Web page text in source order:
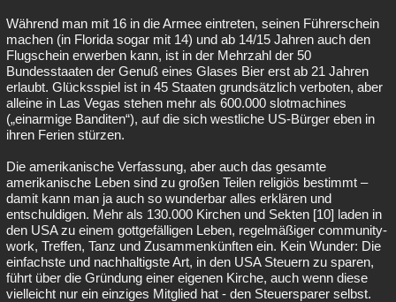
Während man mit 16 in die Armee eintreten, seinen Führerschein
machen (in Florida sogar mit 14) und ab 14/15 Jahren auch den
Flugschein erwerben kann, ist in der Mehrzahl der 50
Bundesstaaten der Genuß eines Glases Bier erst ab 21 Jahren
erlaubt. Glücksspiel ist in 45 Staaten grundsätzlich verboten, aber
alleine in Las Vegas stehen mehr als 600.000 slotmachines
(„einarmige Banditen“), auf die sich westliche US-Bürger eben in
ihren Ferien stürzen.
Die amerikanische Verfassung, aber auch das gesamte
amerikanische Leben sind zu großen Teilen religiös bestimmt –
damit kann man ja auch so wunderbar alles erklären und
entschuldigen. Mehr als 130.000 Kirchen und Sekten [10] laden in
den USA zu einem gottgefälligen Leben, regelmäßiger community-
work, Treffen, Tanz und Zusammenkünften ein. Kein Wunder: Die
einfachste und nachhaltigste Art, in den USA Steuern zu sparen,
führt über die Gründung einer eigenen Kirche, auch wenn diese
vielleicht nur ein einziges Mitglied hat - den Steuersparer selbst.